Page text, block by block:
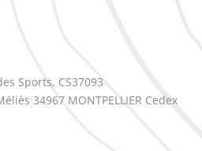
Sports, CS37093
34967 MONTPELLIER Cedex